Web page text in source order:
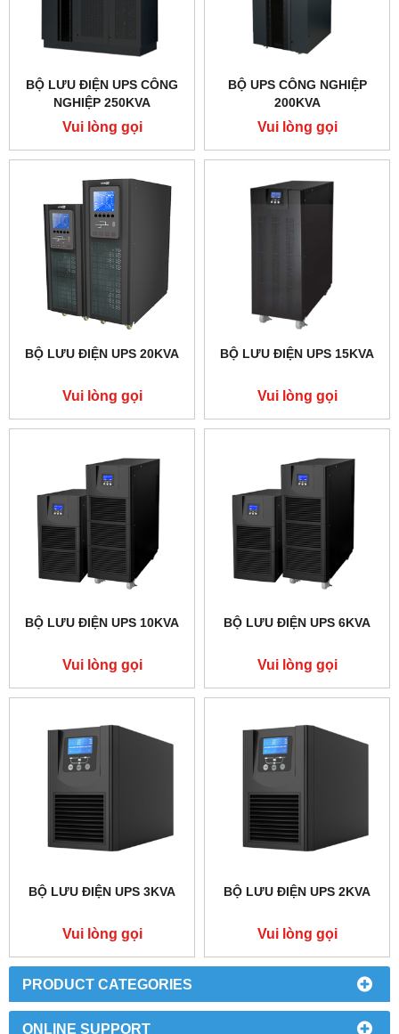
PRODUCT CATEGORIES
ONLINE SUPPORT
BỘ LƯU ĐIỆN UPS CÔNG
NGHIỆP 250KVA
Vui lòng gọi
BỘ UPS CÔNG NGHIỆP
200KVA
Vui lòng gọi
BỘ LƯU ĐIỆN UPS 20KVA
Vui lòng gọi
BỘ LƯU ĐIỆN UPS 15KVA
Vui lòng gọi
BỘ LƯU ĐIỆN UPS 10KVA
Vui lòng gọi
BỘ LƯU ĐIỆN UPS 6KVA
Vui lòng gọi
BỘ LƯU ĐIỆN UPS 3KVA
Vui lòng gọi
BỘ LƯU ĐIỆN UPS 2KVA
Vui lòng gọi